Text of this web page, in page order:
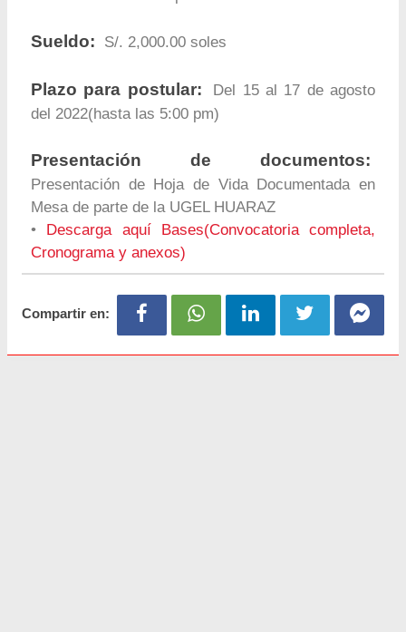
Sueldo: S/. 2,000.00 soles
Plazo para postular:
Del 15 al 17 de agosto
del 2022(hasta las 5:00 pm)
Presentación de documentos:
Presentación de Hoja de Vida Documentada en
Mesa de parte de la UGEL HUARAZ
•
Descarga aquí Bases(Convocatoria completa,
Cronograma y anexos)
Compartir en: